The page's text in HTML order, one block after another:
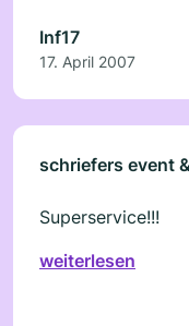
Inf17
17. April 2007
schriefers event
Superservice!!!
weiterlesen